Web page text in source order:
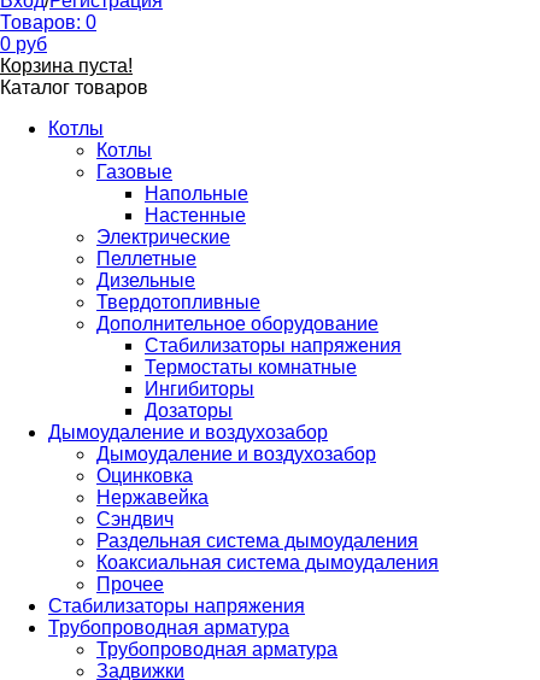
Товаров: 0
0 руб
Корзина пуста!
Каталог товаров
Котлы
Котлы
Газовые
Напольные
Настенные
Электрические
Пеллетные
Дизельные
Твердотопливные
Дополнительное оборудование
Стабилизаторы напряжения
Термостаты комнатные
Ингибиторы
Дозаторы
Дымоудаление и воздухозабор
Дымоудаление и воздухозабор
Оцинковка
Нержавейка
Сэндвич
Раздельная система дымоудаления
Коаксиальная система дымоудаления
Прочее
Стабилизаторы напряжения
Трубопроводная арматура
Трубопроводная арматура
Задвижки